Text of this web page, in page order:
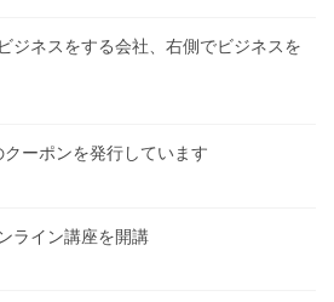
ジネスをする会社、右側でビジネスを
ーポンを発行しています
ライン講座を開講